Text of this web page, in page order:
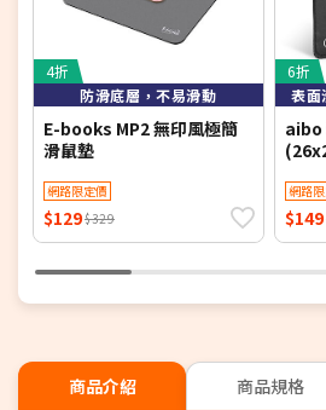
4折
防滑底層，不易滑動
E-books MP2 無印風極簡
滑鼠墊
網路限定價
$129$329
6折
表面
aibo
網路
$149
商品介紹 商品規格